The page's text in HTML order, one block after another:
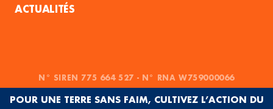
ACTUALITÉS
N° SIREN 775 664 527 - N° RNA W759000066
POUR UNE TERRE SANS FAIM, CULTIVEZ L’ACTION DU